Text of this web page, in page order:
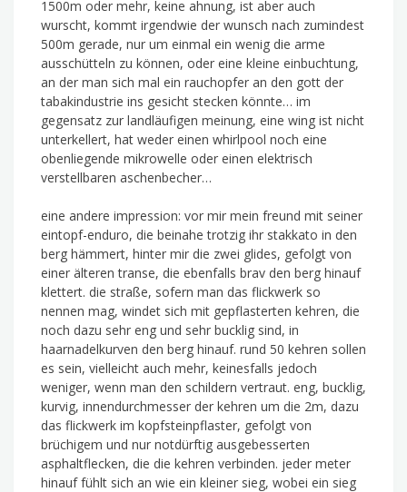
1500m oder mehr, keine ahnung, ist aber auch
wurscht, kommt irgendwie der wunsch nach zumindest
500m gerade, nur um einmal ein wenig die arme
ausschütteln zu können, oder eine kleine einbuchtung,
an der man sich mal ein rauchopfer an den gott der
tabakindustrie ins gesicht stecken könnte… im
gegensatz zur landläufigen meinung, eine wing ist nicht
unterkellert, hat weder einen whirlpool noch eine
obenliegende mikrowelle oder einen elektrisch
verstellbaren aschenbecher…
eine andere impression: vor mir mein freund mit seiner
eintopf-enduro, die beinahe trotzig ihr stakkato in den
berg hämmert, hinter mir die zwei glides, gefolgt von
einer älteren transe, die ebenfalls brav den berg hinauf
klettert. die straße, sofern man das flickwerk so
nennen mag, windet sich mit gepflasterten kehren, die
noch dazu sehr eng und sehr bucklig sind, in
haarnadelkurven den berg hinauf. rund 50 kehren sollen
es sein, vielleicht auch mehr, keinesfalls jedoch
weniger, wenn man den schildern vertraut. eng, bucklig,
kurvig, innendurchmesser der kehren um die 2m, dazu
das flickwerk im kopfsteinpflaster, gefolgt von
brüchigem und nur notdürftig ausgebesserten
asphaltflecken, die die kehren verbinden. jeder meter
hinauf fühlt sich an wie ein kleiner sieg, wobei ein sieg